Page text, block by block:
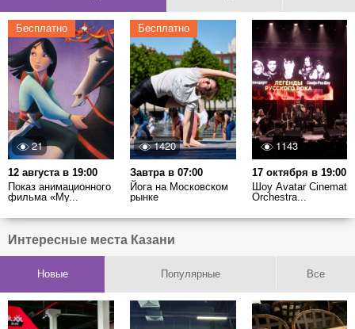
Бесплатно
21
12 августа в 19:00
Показ анимационного
фильма «Му...
Бесплатно
1420
Завтра в 07:00
Йога на Московском
рынке
1143
17 октября в 19:00
Шоу Avatar Cinematic
Orchestra...
Интересные места Казани
Новые Популярные Все